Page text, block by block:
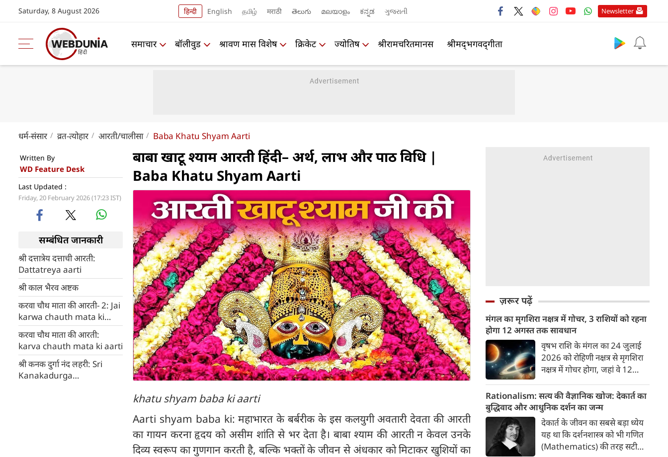
Saturday, 8 August 2026 हिन्दी English தமிழ் मराठी తెలుగు മലയാളം ಕನ್ನಡ ગુજરાતી Newsletter
समाचार बॉलीवुड श्रावण मास विशेष क्रिकेट ज्योतिष श्रीरामचरितमानस श्रीमद्‍भगवद्‍गीता
धर्म-संसार व्रत-त्योहार आरती/चालीसा Baba Khatu Shyam Aarti
Written By
WD Feature Desk
Last Updated :
Friday, 20 February 2026 (17:23 IST)
सम्बंधित जानकारी
श्री दत्तात्रेय दत्ताची आरती:
Dattatreya aarti
श्री काल भैरव अष्टक
करवा चौथ माता की आरती- 2: Jai
karwa chauth mata ki
aarti
करवा चौथ माता की आरती:
karva chauth mata ki aarti
श्री कनक दुर्गा नंद लहरी: Sri
Kanakadurga
बाबा खाटू श्याम आरती हिंदी– अर्थ, लाभ और पाठ विधि |
Baba Khatu Shyam Aarti
khatu shyam baba ki aarti
Aarti shyam baba ki: महाभारत के बर्बरीक के इस कलयुगी अवतारी देवता की आरती
का गायन करना हृदय को असीम शांति से भर देता है। बाबा श्याम की आरती न केवल उनके
दिव्य स्वरूप का गुणगान करती है, बल्कि भक्तों के जीवन से अंधकार को मिटाकर खुशियों का
ज़रूर पढ़ें
मंगल का मृगशिरा नक्षत्र में गोचर, 3 राशियों को रहना
होगा 12 अगस्त तक सावधान
वृषभ राशि के मंगल का 24 जुलाई
2026 को रोहिणी नक्षत्र से मृगशिरा
नक्षत्र में गोचर होगा, जहां वे 12
परिवर्तन के चलते 3 राशि के लोगों
को 12 अगस्त तक रहना होगा
सावधान। चलिए जानते हैं कि किन
राशि 3 राशियों को रहना होगा
सावधान।
Rationalism: सत्य की वैज्ञानिक खोज: देकार्त का
बुद्धिवाद और आधुनिक दर्शन का जन्म
देकार्त के जीवन का सबसे बड़ा ध्येय
यह था कि दर्शनशास्त्र को भी गणित
(Mathematics) की तरह सटीक,